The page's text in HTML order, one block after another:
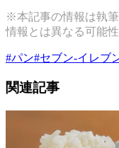
※本記事の情報は執
情報とは異なる可能
#パン#セブン-イレブ
関連記事